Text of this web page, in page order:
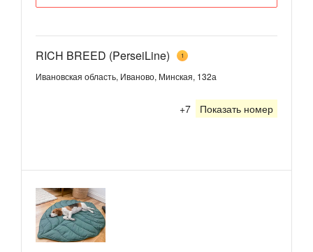
RICH BREED (PerseiLine) 1
Ивановская область, Иваново, Минская, 132а
+7 Показать номер